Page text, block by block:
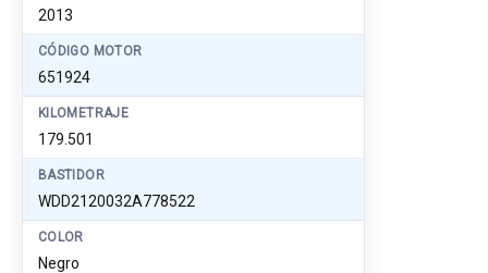
2013
CÓDIGO MOTOR
651924
KILOMETRAJE
179.501
BASTIDOR
WDD2120032A778522
COLOR
Negro